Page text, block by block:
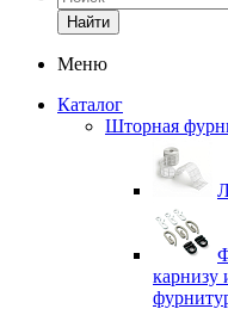
Найти
Меню
Каталог
Шторная
карнизу